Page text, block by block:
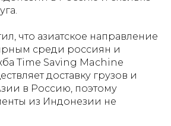
что азиатское направление
среди россиян и
Time Saving Machine
доставку грузов и
в Россию, поэтому
из Индонезии не